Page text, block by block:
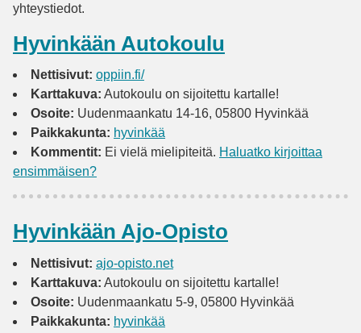
yhteystiedot.
Hyvinkään Autokoulu
Nettisivut: oppiin.fi/
Karttakuva: Autokoulu on sijoitettu kartalle!
Osoite: Uudenmaankatu 14-16, 05800 Hyvinkää
Paikkakunta: hyvinkää
Kommentit: Ei vielä mielipiteitä. Haluatko kirjoittaa
ensimmäisen?
Hyvinkään Ajo-Opisto
Nettisivut: ajo-opisto.net
Karttakuva: Autokoulu on sijoitettu kartalle!
Osoite: Uudenmaankatu 5-9, 05800 Hyvinkää
Paikkakunta: hyvinkää